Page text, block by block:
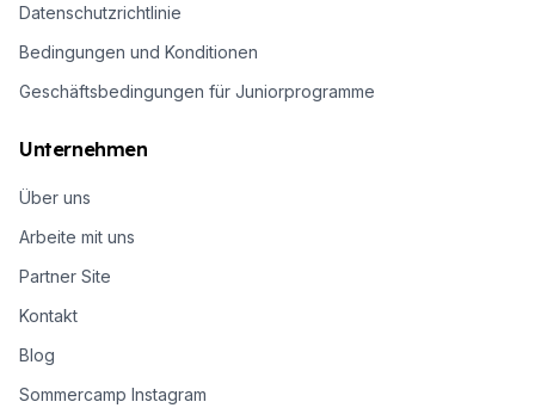
Datenschutzrichtlinie
Bedingungen und Konditionen
Geschäftsbedingungen für Juniorprogramme
Unternehmen
Über uns
Arbeite mit uns
Partner Site
Kontakt
Blog
Sommercamp Instagram